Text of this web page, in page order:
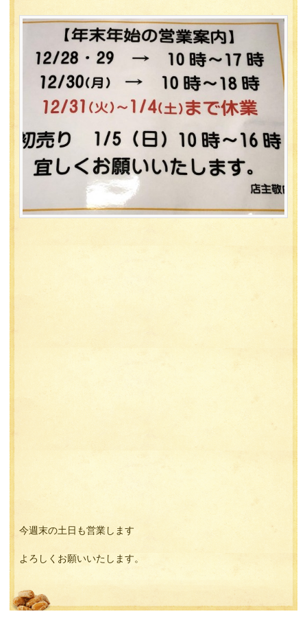
今週末の土日も営業します
よろしくお願いいたします。